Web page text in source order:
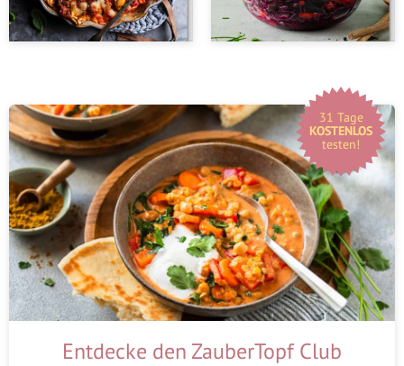
31 Tage
KOSTENLOS
testen!
Entdecke den ZauberTopf Club